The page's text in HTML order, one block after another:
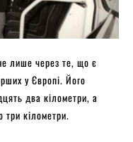
лише через те, що є
у Європі. Його
два кілометри, а
три кілометри.